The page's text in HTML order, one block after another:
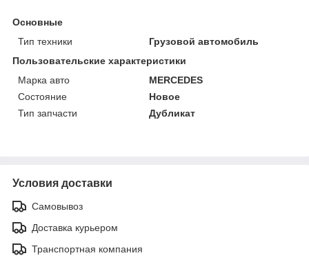
Основные
Тип техники
Грузовой автомобиль
Пользовательские характеристики
Марка авто
MERCEDES
Состояние
Новое
Тип запчасти
Дубликат
Условия доставки
Самовывоз
Доставка курьером
Транспортная компания